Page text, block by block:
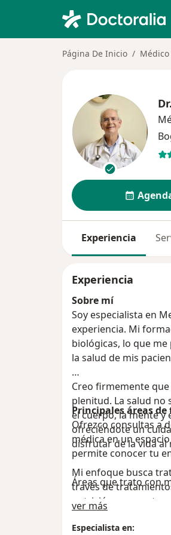
Página De Inicio
Dr.
Experiencia
Experiencia
Sobre mí
Soy especialista en
experiencia. Mi
biológicas, lo que
la salud de mis
Creo firmemente
plenitud. La salud no
el cuerpo, la mente
ofreciéndote un
disfrutar de la vida al
Mi enfoque busca
través de
nutrición,
Principales áreas
Ofrezco consultas a
médica en un
permite conocer tu
Áreas que trato con
Fortalecimiento del
Salud del adulto mayor
ver más
Especialista en: